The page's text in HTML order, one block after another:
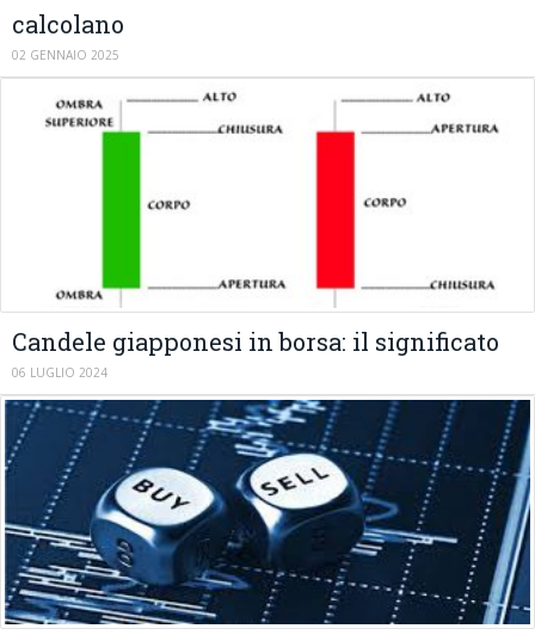
calcolano
02 GENNAIO 2025
Candele giapponesi in borsa: il significato
06 LUGLIO 2024